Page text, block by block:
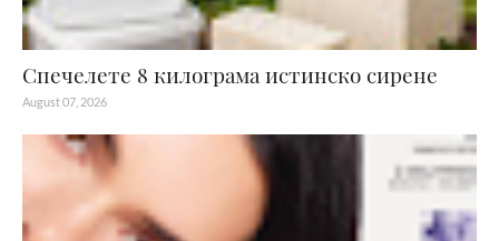
Спечелете 8 килограма истинско сирене
August 07, 2026